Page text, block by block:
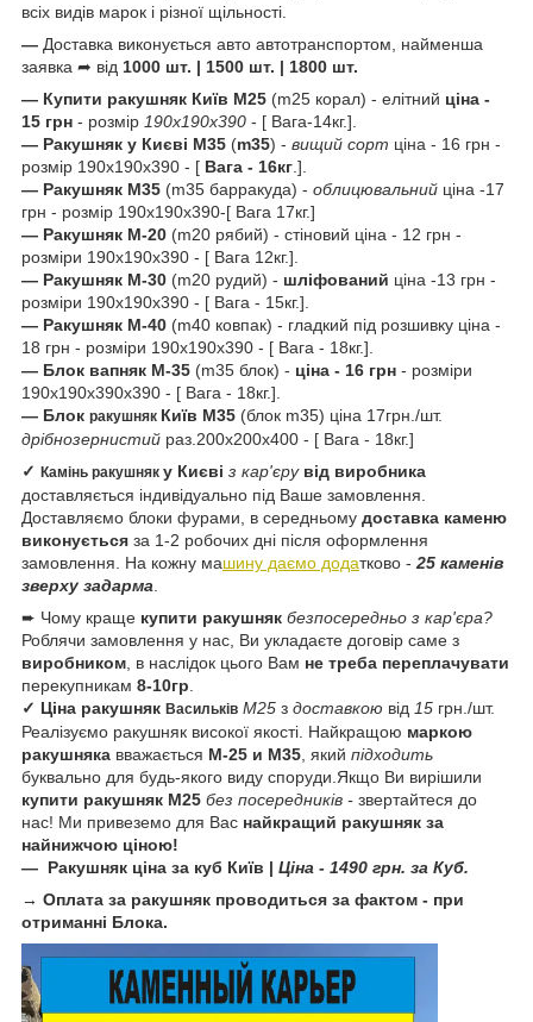
всіх видів марок і різної щільності.
— Доставка виконується авто автотранспортом, найменша
заявка ➦ від 1000 шт. | 1500 шт. | 1800 шт.
— Купити ракушняк Київ М25 (m25 корал) - елітний ціна -
15 грн - розмір 190х190х390 - [ Вага-14кг.].
— Ракушняк у Києві М35 (m35) - вищий сорт ціна - 16 грн -
розмір 190х190х390 - [ Вага - 16кг .].
— Ракушняк М35 (m35 барракуда) - облицювальний ціна -17
грн - розмір 190х190х390-[ Вага 17кг.]
— Ракушняк М-20 (m20 рябий) - стіновий ціна - 12 грн -
розміри 190х190х390 - [ Вага 12кг.].
— Ракушняк М-30 (m20 рудий) - шліфований ціна -13 грн -
розміри 190х190х390 - [ Вага - 15кг.].
— Ракушняк М-40 (m40 ковпак) - гладкий під розшивку ціна -
18 грн - розміри 190х190х390 - [ Вага - 18кг.].
— Блок вапняк М-35 (m35 блок) - ціна - 16 грн - розміри
190х190х390х390 - [ Вага - 18кг.].
— Блок ракушняк Київ М35 (блок m35) ціна 17грн./шт.
дрібнозернистий раз.200х200х400 - [ Вага - 18кг.]
✓ Камінь ракушняк у Києві з кар'єрувід виробника
доставляється індивідуально під Ваше замовлення.
Доставляємо блоки фурами, в середньому доставка каменю
виконується за 1-2 робочих дні після оформлення
замовлення. На кожну машину даємо додатково - 25 каменів
зверху задарма
➨ Чому краще купити ракушняк безпосередньо з кар'єра?
Роблячи замовлення у нас, Ви укладаєте договір саме з
виробником , в наслідок цього Вам не треба переплачувати
перекупникам 8-10гр
✓ Ціна ракушняк Васильків М25 з доставкою від 15 грн./шт.
Реалізуємо ракушняк високої якості. Найкращою маркою
ракушняка вважається М-25 и М35 , який підходить
буквально для будь-якого виду споруди.Якщо Ви вирішили
купити ракушняк М25 без посередників - звертайтеся до
нас! Ми привеземо для Вас найкращий ракушняк за
найнижчою ціною!
— Ракушняк ціна за куб Київ | Ціна - 1490 грн. за Куб.
→ Оплата за ракушняк проводиться за фактом - при
отриманні Блока.